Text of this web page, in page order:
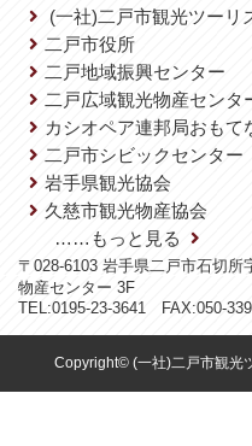
(一社)二戸市観光ツー
二戸市役所
二戸地域振興センター
二戸広域観光物産センタ
カシオペア連邦局おもて
二戸市シビックセンター
岩手県観光協会
久慈市観光物産協会
……もっと見る
〒028-6103 岩手県二戸市石切所
物産センター 3F
TEL:0195-23-3641 FAX:050-
Copyright© (一社)二戸市観光